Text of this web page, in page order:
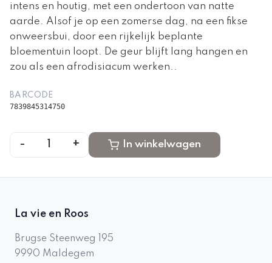
intens en houtig, met een ondertoon van natte
aarde. Alsof je op een zomerse dag, na een fikse
onweersbui, door een rijkelijk beplante
bloementuin loopt. De geur blijft lang hangen en
zou als een afrodisiacum werken..
BARCODE
7839845314750
- + In winkelwagen
La vie en Roos
Brugse Steenweg 195
9990 Maldegem